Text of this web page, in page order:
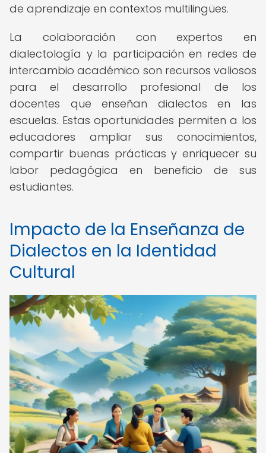
de aprendizaje en contextos multilingües.
La colaboración con expertos en
dialectología y la participación en redes de
intercambio académico son recursos valiosos
para el desarrollo profesional de los
docentes que enseñan dialectos en las
escuelas. Estas oportunidades permiten a los
educadores ampliar sus conocimientos,
compartir buenas prácticas y enriquecer su
labor pedagógica en beneficio de sus
estudiantes.
Impacto de la Enseñanza de
Dialectos en la Identidad
Cultural